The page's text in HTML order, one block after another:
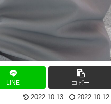
LINE コピー
2022.10.13 2022.10.12